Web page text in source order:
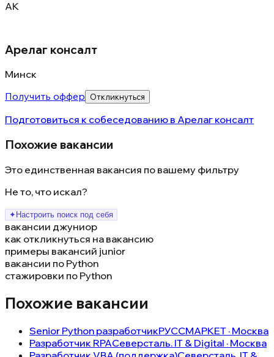
АК
Арелаг консалт
Минск
Получить оффер
Откликнуться
Подготовиться к собеседованию в Арелаг консалт
Похожие вакансии
Это единственная вакансия по вашему фильтру
Не то, что искал?
✦ Настроить поиск под себя
вакансии джуниор
как откликнуться на вакансию
примеры вакансий junior
вакансии по Python
стажировки по Python
Похожие вакансии
Senior Python разработчикРУССМАРКЕТ · Москва
Разработчик RPAСеверсталь. IT & Digital · Москва